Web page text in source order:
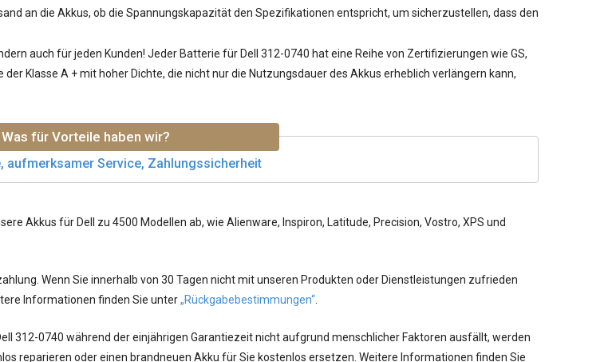
an die Akkus, ob die Spannungskapazität den Spezifikationen entspricht, um sicherzustellen, dass den
auch für jeden Kunden! Jeder Batterie für Dell 312-0740 hat eine Reihe von Zertifizierungen wie GS,
Klasse A + mit hoher Dichte, die nicht nur die Nutzungsdauer des Akkus erheblich verlängern kann,
Was für Vorteile haben wir?
aufmerksamer Service, Zahlungssicherheit
Akkus für Dell zu 4500 Modellen ab, wie Alienware, Inspiron, Latitude, Precision, Vostro, XPS und
Wenn Sie innerhalb von 30 Tagen nicht mit unseren Produkten oder Dienstleistungen zufrieden
Informationen finden Sie unter„Rückgabebestimmungen“
312-0740 während der einjährigen Garantiezeit nicht aufgrund menschlicher Faktoren ausfällt, werden
reparieren oder einen brandneuen Akku für Sie kostenlos ersetzen. Weitere Informationen finden Sie